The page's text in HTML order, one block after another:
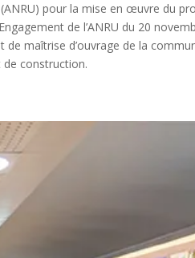
pour la mise en œuvre du
de l’ANRU du 20
maîtrise d’ouvrage de la
de construction.